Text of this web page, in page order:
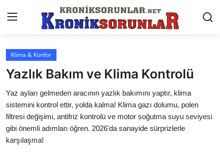
Anasayfa
İletişim
Trafik & Cezalar
Klima & Konfor
Yazlık Bakım ve Klima Kontrolü
Yaz ayları gelmeden aracının yazlık bakımını yaptır, klima
sistemini kontrol ettir, yolda kalma! Klima gazı dolumu, polen
filtresi değişimi, antifriz kontrolü ve motor soğutma suyu seviyesi
gibi önemli adımları öğren. 2026'da sanayide sürprizlerle
karşılaşma!